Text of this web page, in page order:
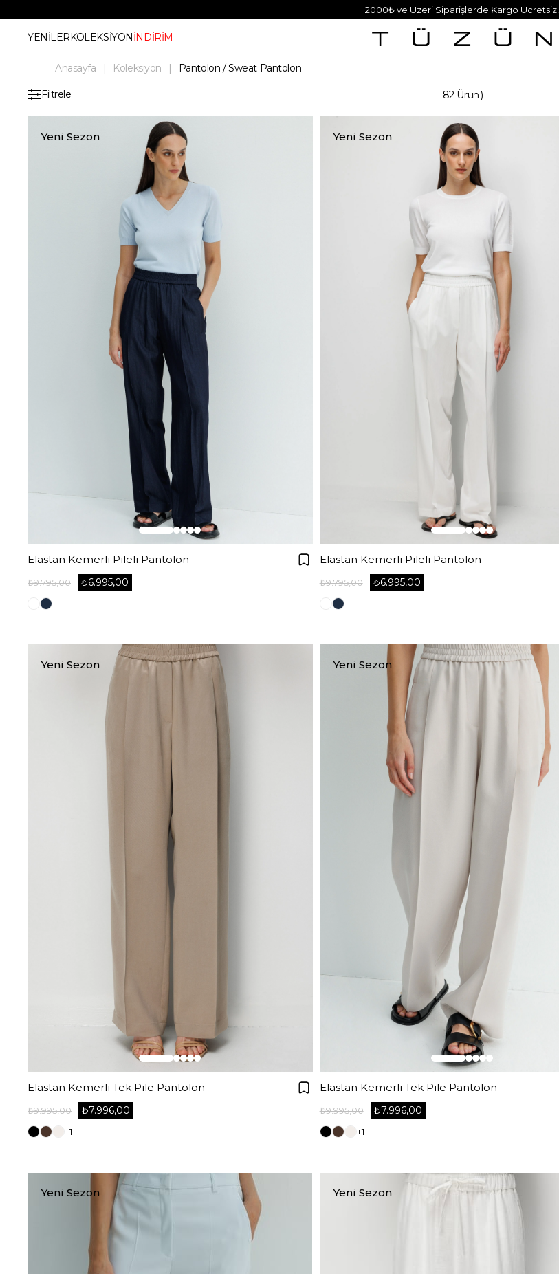
2000₺ ve Üzeri Siparişlerde Kargo Ücretsiz!
YENİLERKOLEKSİYONİNDİRİM
Anasayfa Koleksiyon Pantolon / Sweat Pantolon
Filtrele 82 Ürün
Elastan Kemerli Pileli Pantolon
₺6.995,00
₺9.795,00
Yeni Sezon
Elastan Kemerli Pileli Pantolon
₺6.995,00
₺9.795,00
Yeni Sezon
Elastan Kemerli Tek Pile Pantolon
₺7.996,00
₺9.995,00
+1
Yeni Sezon
Elastan Kemerli Tek Pile Pantolon
₺7.996,00
₺9.995,00
+1
Yeni Sezon
Yeni Sezon Yeni Sezon